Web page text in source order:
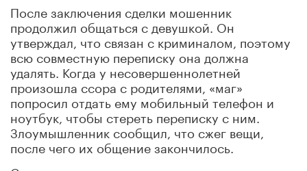
После заключения сделки мошенник
продолжил общаться с девушкой. Он
утверждал, что связан с криминалом, поэтому
всю совместную переписку она должна
удалять. Когда у несовершеннолетней
произошла ссора с родителями, «маг»
попросил отдать ему мобильный телефон и
ноутбук, чтобы стереть переписку с ним.
Злоумышленник сообщил, что сжег вещи,
после чего их общение закончилось.